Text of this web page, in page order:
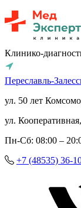
Клинико-
Переславль-
ул. 50 лет
ул.
Пн-Сб: 08:00 –
+7 (48535) 36-